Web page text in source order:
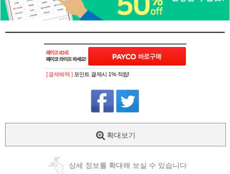
[ 결제혜택 ] 포인트 결제시 1% 적립!
확대보기
상세 정보를 확대해 보실 수 있습니다